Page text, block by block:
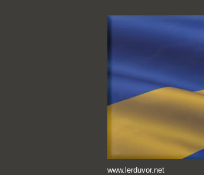
www.lerduvor.net